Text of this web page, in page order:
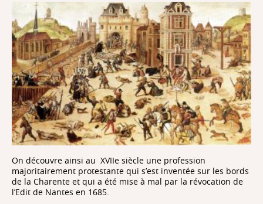
français au fronton de «l’avertissement» ouvrant le
premier numéro, définit l’une des lignes de force
intellectuelles de la revue.
Ils renvoient à l’Europe et à l’Amérique. Il faut croire
que cette période était fertile pour la réflexion si l’on
compte la variété de revues qui existaient alors en
France (le Globe, la Revue de Paris, le Mercure du XIXe
siècle), ou en Angleterre (Edimbourg Review, Quaterly
Review). Au long des années, on pourrait presque dire
des siècles…la Revue des Deux Mondes s’est imposée
comme un pôle incontournable de la vie intellectuelle
française et européenne.
On découvre ainsi au XVIIe siècle une profession
majoritairement protestante qui s’est inventée sur les bords
de la Charente et qui a été mise à mal par la révocation de
l’Edit de Nantes en 1685.